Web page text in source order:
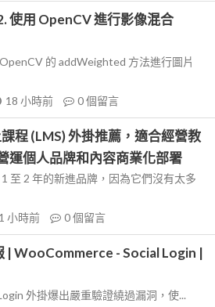
使用 OpenCV 進行影像混合
的 addWeighted 方法進行圖片
18 小時前 0個留言
程 (LMS) 外掛推薦，適合經營教
運個人品牌和內容商業化部署
至 2 年的新進品牌，因為它們沒有太多
小時前 0個留言
WooCommerce - Social Login |
外掛爆出嚴重驗證繞過漏洞，使...